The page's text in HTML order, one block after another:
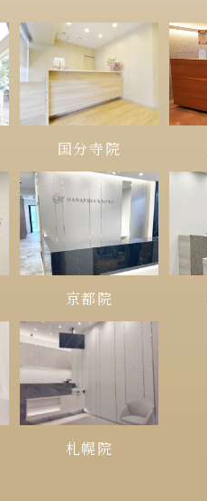
国分寺院
京都院
札幌院